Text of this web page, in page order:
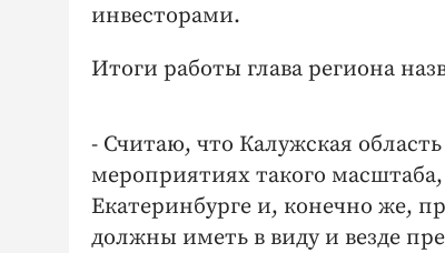
инвесторами.
Итоги работы глава региона
- Считаю, что Калужская
мероприятиях такого
Екатеринбурге и, конечно же,
должны иметь в виду и везде